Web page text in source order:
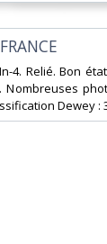
4. Relié. Bon
Dewey :